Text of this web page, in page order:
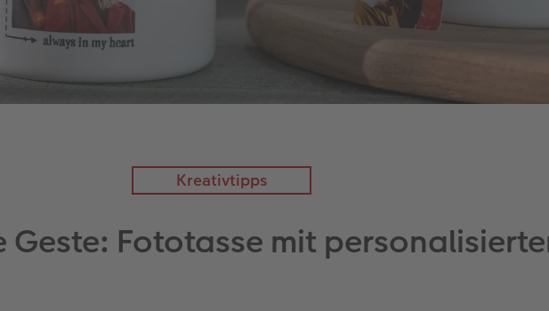
Kreativtipps
Geste: Fototasse mit